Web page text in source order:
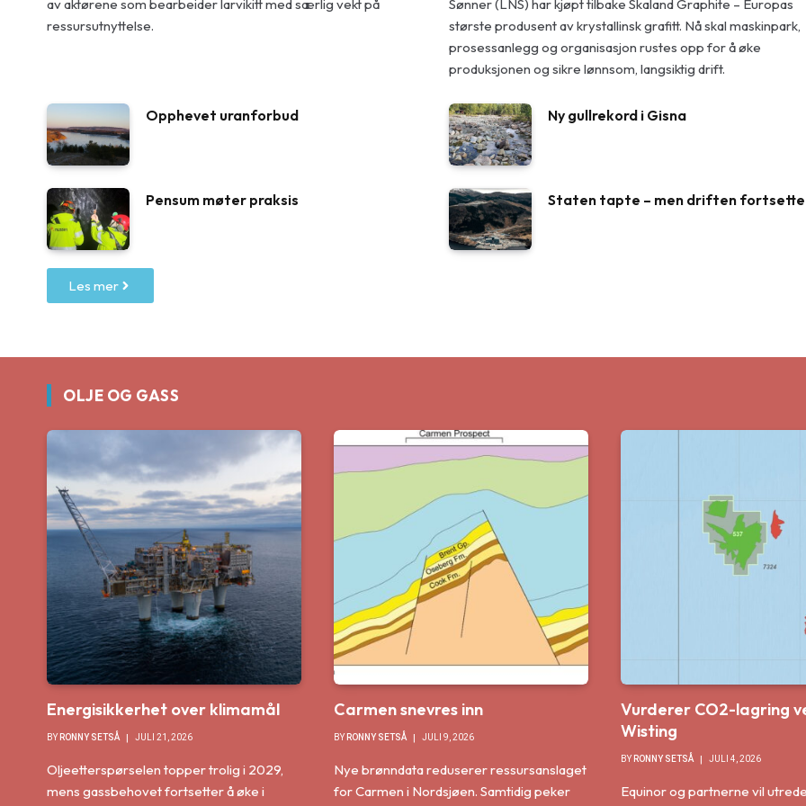
av aktørene som bearbeider larvikitt med særlig vekt på
ressursutnyttelse.
Sønner (LNS) har kjøpt tilbake Skaland Graphite – Europas
største produsent av krystallinsk grafitt. Nå skal maskinpark,
prosessanlegg og organisasjon rustes opp for å øke
produksjonen og sikre lønnsom, langsiktig drift.
Opphevet uranforbud Ny gullrekord i Gisna
Pensum møter praksis Staten tapte – men driften
Les mer
OLJE OG GASS
Energisikkerhet over klimamål
BY RONNY SETSÅ JULI 21, 2026
Oljeetterspørselen topper trolig i 2029,
mens gassbehovet fortsetter å øke i
Carmen snevres inn
BY RONNY SETSÅ JULI 9, 2026
Nye brønndata reduserer ressursanslaget
for Carmen i Nordsjøen. Samtidig peker
Vurderer CO2-lagring
Wisting
BY RONNY SETSÅ JULI 4, 2026
Equinor og partnerne vil